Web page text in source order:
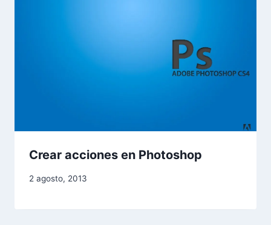
Crear acciones en Photoshop
2 agosto, 2013